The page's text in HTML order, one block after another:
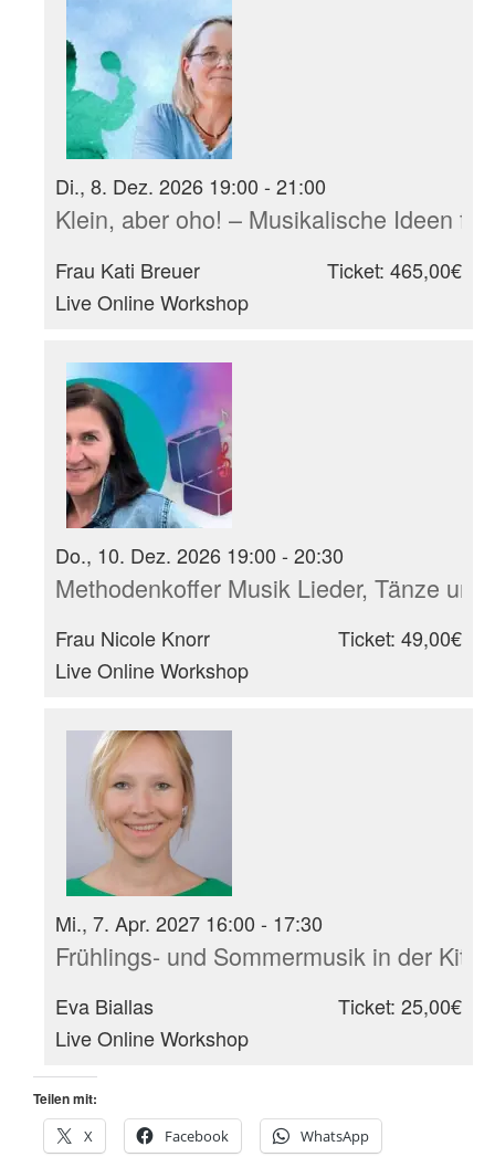
Di., 8. Dez. 2026 19:00 - 21:00
Klein, aber oho! – Musikalische Ideen
Frau Kati Breuer
Live Online Workshop
Ticket: 465,00€
Do., 10. Dez. 2026 19:00 - 20:30
Methodenkoffer Musik Lieder, Tänze
Frau Nicole Knorr
Live Online Workshop
Ticket: 49,00€
Mi., 7. Apr. 2027 16:00 - 17:30
Frühlings- und Sommermusik in der
Eva Biallas
Live Online Workshop
Ticket: 25,00€
Teilen mit:
X
Facebook WhatsApp